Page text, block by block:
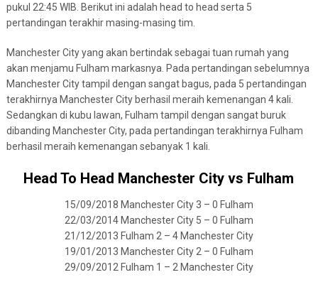
pukul 22:45 WIB. Berikut ini adalah head to head serta 5
pertandingan terakhir masing-masing tim.
Manchester City yang akan bertindak sebagai tuan rumah yang
akan menjamu Fulham markasnya. Pada pertandingan sebelumnya
Manchester City tampil dengan sangat bagus, pada 5 pertandingan
terakhirnya Manchester City berhasil meraih kemenangan 4 kali.
Sedangkan di kubu lawan, Fulham tampil dengan sangat buruk
dibanding Manchester City, pada pertandingan terakhirnya Fulham
berhasil meraih kemenangan sebanyak 1 kali.
Head To Head Manchester City vs Fulham
15/09/2018 Manchester City 3 – 0 Fulham
22/03/2014 Manchester City 5 – 0 Fulham
21/12/2013 Fulham 2 – 4 Manchester City
19/01/2013 Manchester City 2 – 0 Fulham
29/09/2012 Fulham 1 – 2 Manchester City